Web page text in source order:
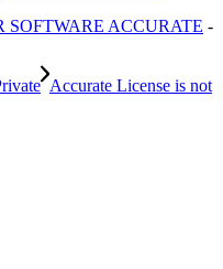
SOFTWARE ACCURATE -
Accurate License is not